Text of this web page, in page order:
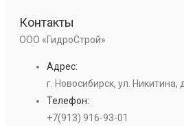
Контакты
ООО «ГидроСтрой»
Адрес:
г. Новосибирск, ул. Никитина,
Телефон:
+7(913) 916-93-01